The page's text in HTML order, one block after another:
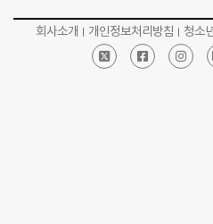
회사소개 개인정보처리방침 청소